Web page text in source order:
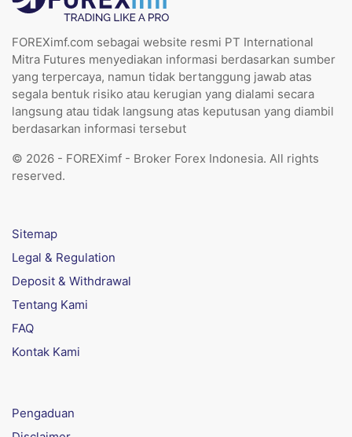
FOREXimf.com sebagai website resmi PT International
Mitra Futures menyediakan informasi berdasarkan sumber
yang terpercaya, namun tidak bertanggung jawab atas
segala bentuk risiko atau kerugian yang dialami secara
langsung atau tidak langsung atas keputusan yang diambil
berdasarkan informasi tersebut
© 2026 - FOREXimf - Broker Forex Indonesia. All rights
reserved.
Sitemap
Legal & Regulation
Deposit & Withdrawal
Tentang Kami
FAQ
Kontak Kami
Pengaduan